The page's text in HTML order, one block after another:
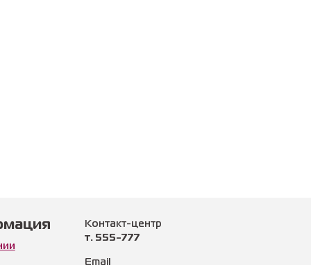
Контакт-центр
т. 555-777
Email